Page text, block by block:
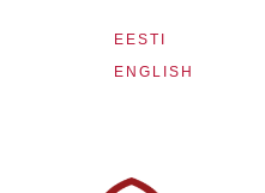
EESTI
ENGLISH